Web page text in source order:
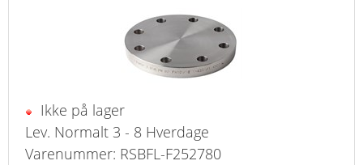
Ikke på lager
Lev. Normalt 3 - 8 Hverdage
Varenummer: RSBFL-F252780